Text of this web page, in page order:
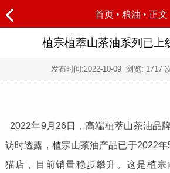
首页 • 粮油 • 正文
植宗植萃山茶油系列已上
发布时间:2022-10-09浏览: 1717
2022年9月26日，高端植萃山茶油品
访时透露，植宗山茶油产品已于2022
猫店，目前销量稳步攀升。这是植